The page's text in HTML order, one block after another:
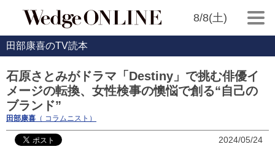
8/8(土)
田部康喜のTV読本
石原さとみがドラマ「Destiny」で挑む俳優イ
メージの転換、女性検事の懊悩で創る“自己の
ブランド”
田部康喜 （ コラムニスト）
2024/05/24